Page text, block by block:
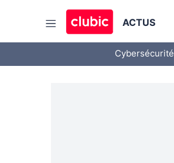
ACTUS
Cybersécurité